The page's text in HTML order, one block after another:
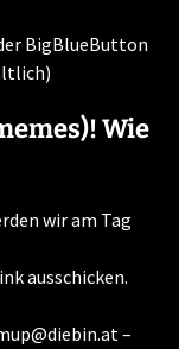
BigBlueButton
Wie
wir am Tag
ausschicken.
–